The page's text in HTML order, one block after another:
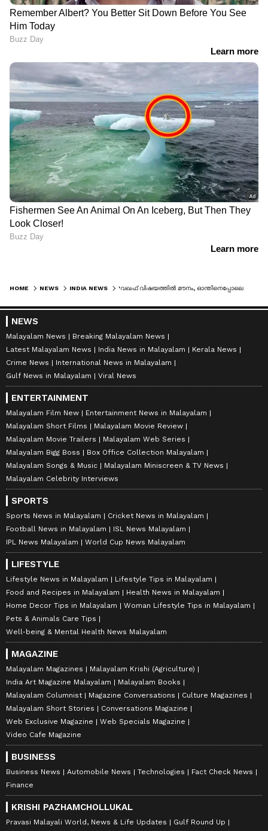
HOME NEWS INDIA NEWS
NEWS
Malayalam News
Breaking Malayalam News
Latest Malayalam News
India News in Malayalam
Kerala News
Crime News
International News in Malayalam
Gulf News in Malayalam
Viral News
ENTERTAINMENT
Malayalam Film New
Entertainment News in Malayalam
Malayalam Short Films
Malayalam Movie Review
Malayalam Movie Trailers
Malayalam Web Series
Malayalam Bigg Boss
Box Office Collection Malayalam
Malayalam Songs & Music
Malayalam Miniscreen & TV News
Malayalam Celebrity Interviews
SPORTS
Sports News in Malayalam
Cricket News in Malayalam
Football News in Malayalam
ISL News Malayalam
IPL News Malayalam
World Cup News Malayalam
LIFESTYLE
Lifestyle News in Malayalam
Lifestyle Tips in Malayalam
Food and Recipes in Malayalam
Health News in Malayalam
Home Decor Tips in Malayalam
Woman Lifestyle Tips in Malayalam
Pets & Animals Care Tips
Well-being & Mental Health News Malayalam
MAGAZINE
Malayalam Magazines
Malayalam Krishi (Agriculture)
India Art Magazine Malayalam
Malayalam Books
Malayalam Columnist
Magazine Conversations
Culture Magazines
Malayalam Short Stories
Conversations Magazine
Web Exclusive Magazine
Web Specials Magazine
Video Cafe Magazine
BUSINESS
Business News Automobile News Technologies
Fact Check News
Finance
KRISHI PAZHAMCHOLLUKAL
Pravasi Malayali World, News & Life Updates
Gulf Round Up